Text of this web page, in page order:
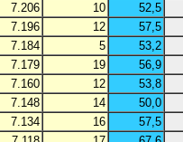
7.206 10
52,5
7.196 12
57,5
7.184 5
53,2
7.179 19
56,9
7.160 12
53,8
7.148 14
50,0
7.134 16
57,5